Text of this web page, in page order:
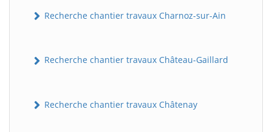
Recherche chantier travaux Charnoz-sur-Ain
Recherche chantier travaux Château-Gaillard
Recherche chantier travaux Châtenay